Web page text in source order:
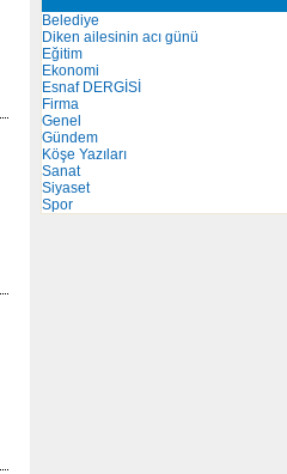
Belediye
Diken ailesinin acı günü
Eğitim
Ekonomi
Esnaf DERGİSİ
Firma
Genel
Gündem
Köşe Yazıları
Sanat
Siyaset
Spor